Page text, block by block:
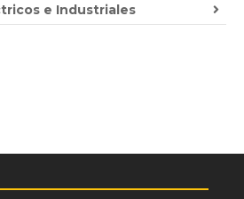
e Industriales